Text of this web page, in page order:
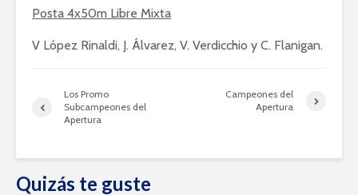
Posta 4x50m Libre Mixta
V López Rinaldi, J. Álvarez, V. Verdicchio y C. Flanigan.
Los Promo
Subcampeones del
Apertura
Campeones del
Apertura
Quizás te guste